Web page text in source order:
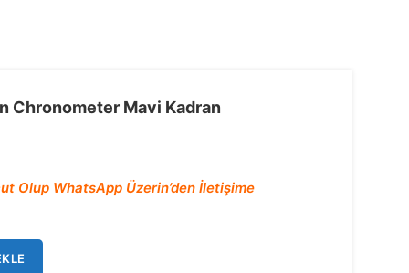
Chronometer Mavi Kadran
Olup WhatsApp Üzerin’den İletişime